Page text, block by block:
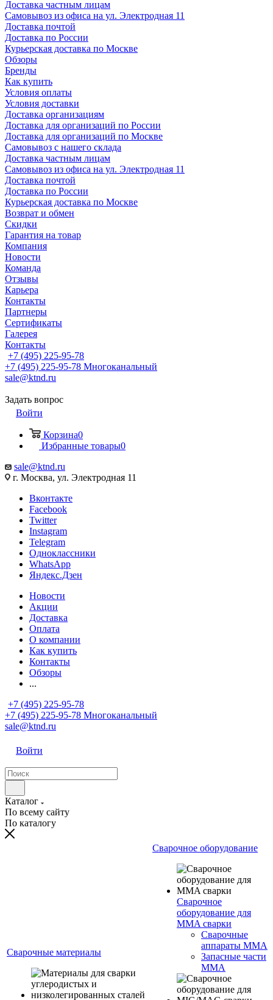
Доставка частным лицам
Самовывоз из офиса на ул. Электродная 11
Доставка почтой
Доставка по России
Курьерская доставка по Москве
Обзоры
Бренды
Как купить
Условия оплаты
Условия доставки
Доставка организациям
Доставка для организаций по России
Доставка для организаций по Москве
Самовывоз с нашего склада
Доставка частным лицам
Самовывоз из офиса на ул. Электродная 11
Доставка почтой
Доставка по России
Курьерская доставка по Москве
Возврат и обмен
Скидки
Гарантия на товар
Компания
Новости
Команда
Отзывы
Карьера
Контакты
Партнеры
Сертификаты
Галерея
Контакты
+7 (495) 225-95-78
+7 (495) 225-95-78 Многоканальный
sale@ktnd.ru
Задать вопрос
Войти
Корзина0
Избранные товары0
sale@ktnd.ru
г. Москва, ул. Электродная 11
Вконтакте
Facebook
Twitter
Instagram
Telegram
Одноклассники
WhatsApp
Яндекс.Дзен
Новости
Акции
Доставка
Оплата
О компании
Как купить
Контакты
Обзоры
...
+7 (495) 225-95-78
+7 (495) 225-95-78 Многоканальный
sale@ktnd.ru
Войти
Каталог
По всему сайту
По каталогу
Сварочные материалы
Сварочное оборудование
Сварочное
оборудование для
MMA сварки
Сварочные
аппараты MMA
Запасные части
MMA